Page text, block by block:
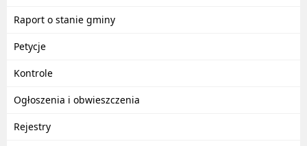
Raport o stanie gminy
Petycje
Kontrole
Ogłoszenia i obwieszczenia
Rejestry